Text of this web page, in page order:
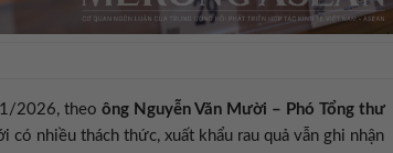
1/2026, theo ông Nguyễn Văn Mười – Phó Tổng thư
có nhiều thách thức, xuất khẩu rau quả vẫn ghi nhận